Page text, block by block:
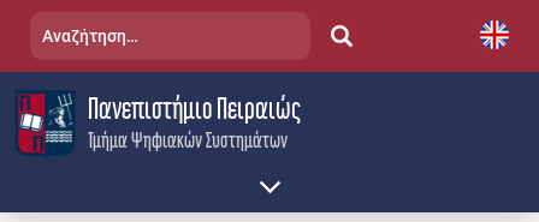
content
Τμήμα Ψηφιακών Συστημάτων
Πανεπιστήμιο Πειραιώς
Αναζήτηση